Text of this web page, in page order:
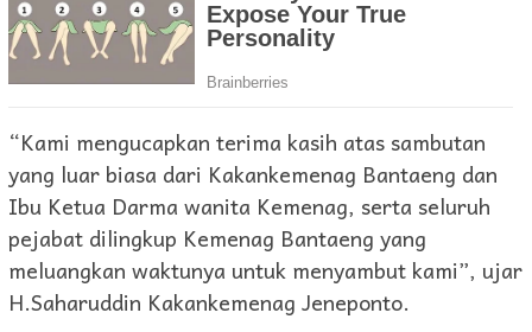
“Kami mengucapkan terima kasih atas sambutan
yang luar biasa dari Kakankemenag Bantaeng dan
Ibu Ketua Darma wanita Kemenag, serta seluruh
pejabat dilingkup Kemenag Bantaeng yang
meluangkan waktunya untuk menyambut kami”, ujar
H.Saharuddin Kakankemenag Jeneponto.